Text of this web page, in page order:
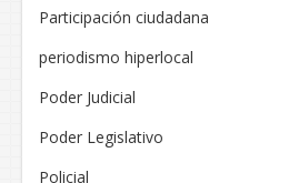
Participación ciudadana
periodismo hiperlocal
Poder Judicial
Poder Legislativo
Policial